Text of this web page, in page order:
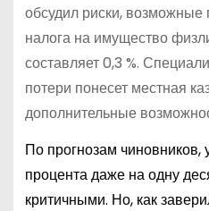
обсудил риски, возможные
налога на имущество
составляет 0,3 %.
потери понесет местная
дополнительные
По прогнозам чиновников,
процента даже на одну
критичными. Но, как